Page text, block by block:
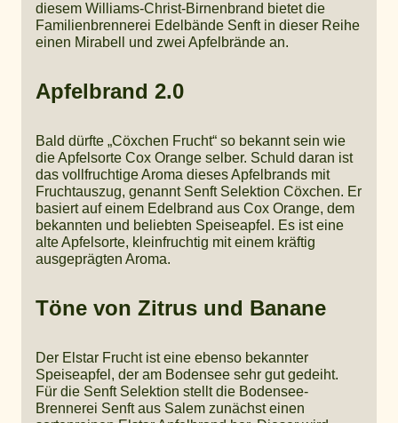
diesem Williams-Christ-Birnenbrand bietet die
Familienbrennerei Edelbände Senft in dieser Reihe
einen Mirabell und zwei Apfelbrände an.
Apfelbrand 2.0
Bald dürfte „Cöxchen Frucht“ so bekannt sein wie
die Apfelsorte Cox Orange selber. Schuld daran ist
das vollfruchtige Aroma dieses Apfelbrands mit
Fruchtauszug, genannt Senft Selektion Cöxchen. Er
basiert auf einem Edelbrand aus Cox Orange, dem
bekannten und beliebten Speiseapfel. Es ist eine
alte Apfelsorte, kleinfruchtig mit einem kräftig
ausgeprägten Aroma.
Töne von Zitrus und Banane
Der Elstar Frucht ist eine ebenso bekannter
Speiseapfel, der am Bodensee sehr gut gedeiht.
Für die Senft Selektion stellt die Bodensee-
Brennerei Senft aus Salem zunächst einen